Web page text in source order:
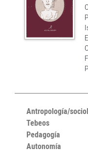
Antropología/
Tebeos
Pedagogía
Autonomía